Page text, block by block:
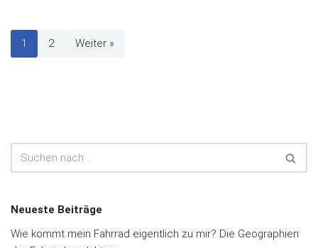
1 2 Weiter »
Neueste Beiträge
Wie kommt mein Fahrrad eigentlich zu mir? Die Geographien